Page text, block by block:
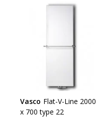
Vasco Flat-V-Line 2000
x 700 type 22